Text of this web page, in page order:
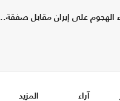
الهجوم على إيران مقابل صفقة..
آراء المزيد